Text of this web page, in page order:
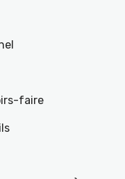
faire
d'outils